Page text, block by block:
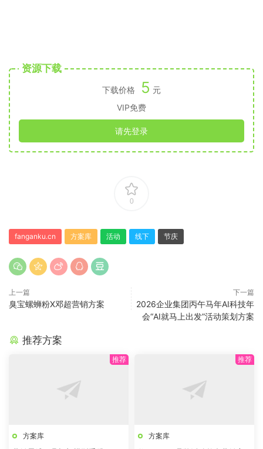
资源下载
下载价格 5 元
VIP免费
请先登录
0
fanganku.cn 方案库 活动 线下 节庆
上一篇
臭宝螺蛳粉X邓超营销方案
下一篇
2026企业集团丙午马年AI科技年
会“AI就马上出发”活动策划方案
推荐方案
方案库 方案库